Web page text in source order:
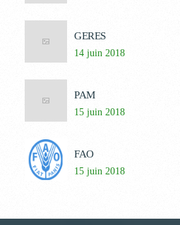
GERES
14 juin 2018
PAM
15 juin 2018
FAO
15 juin 2018